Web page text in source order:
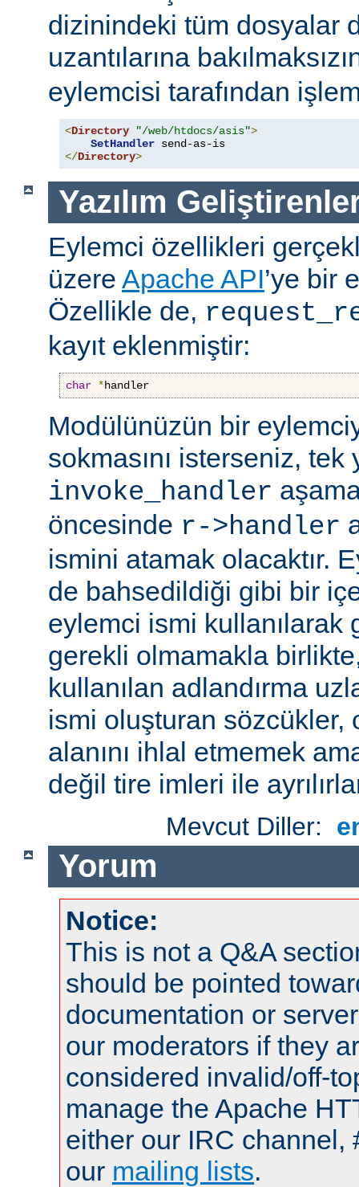
dizinindeki tüm dosyalar
uzantılarına
eylemcisi tarafından
<Directory "/web/htdocs/asis">
SetHandler
</Directory>
Yazılım
Eylemci özellikleri
üzere Apache API’ye bir
Özellikle de,
kayıt eklenmiştir:
char *handler
Modülünüzün bir
sokmasını isterseniz, tek
invoke_handler
öncesinde r->handler
ismini atamak olacaktır.
de bahsedildiği gibi bir
eylemci ismi kullanılarak
gerekli olmamakla
kullanılan adlandırma
ismi oluşturan sözcükler,
alanını ihlal etmemek
değil tire imleri ile
Mevcut Diller:
Yorum
Notice:
This is not a Q&A
should be pointed
documentation or
our moderators if they
considered invalid/off-
manage the Apache
either our IRC channel,
our mailing lists.